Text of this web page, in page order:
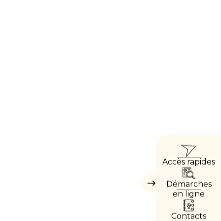
Masquer
Accès rapides
Démarches
en ligne
Contacts